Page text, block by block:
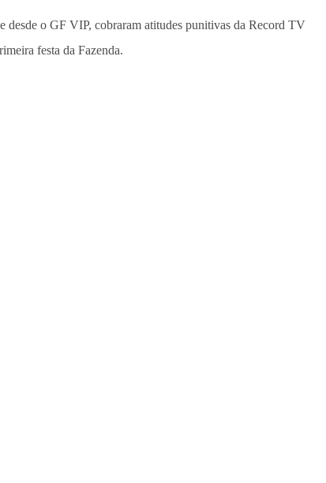
o GF VIP, cobraram atitudes punitivas da Record TV
festa da Fazenda.